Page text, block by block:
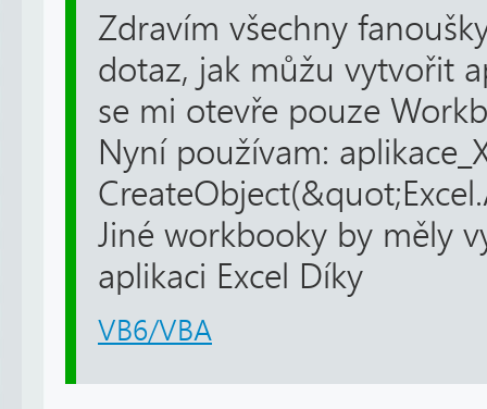
Zdravím všechny
dotaz, jak můžu vytvořit
se mi otevře pouze
Nyní používam:
Jiné workbooky by měly
aplikaci Excel Díky
VB6/VBA